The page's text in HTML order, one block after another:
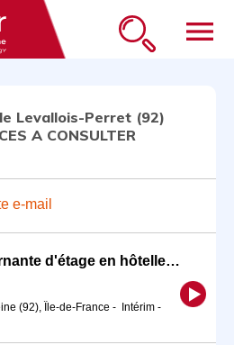
menu
Levallois-Perret (92)
A CONSULTER
e-mail
Gouvernant / gouvernante d'étage en hôtellerie Clichy (H/F)
(92), Île-de-France - Intérim -